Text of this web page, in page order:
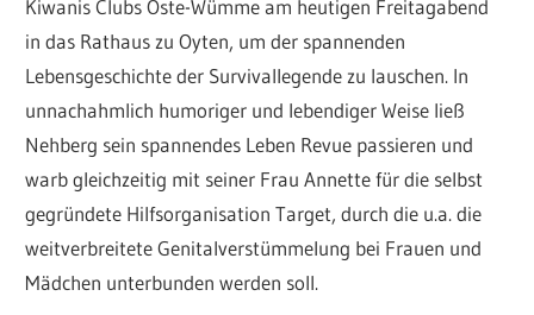
Kiwanis Clubs Oste-Wümme am heutigen Freitagabend
in das Rathaus zu Oyten, um der spannenden
Lebensgeschichte der Survivallegende zu lauschen. In
unnachahmlich humoriger und lebendiger Weise ließ
Nehberg sein spannendes Leben Revue passieren und
warb gleichzeitig mit seiner Frau Annette für die selbst
gegründete Hilfsorganisation Target, durch die u.a. die
weitverbreitete Genitalverstümmelung bei Frauen und
Mädchen unterbunden werden soll.